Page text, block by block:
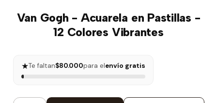
Van Gogh - Acuarela en Pastillas -
12 Colores Vibrantes
★Te faltan$80.000para elenvío gratis